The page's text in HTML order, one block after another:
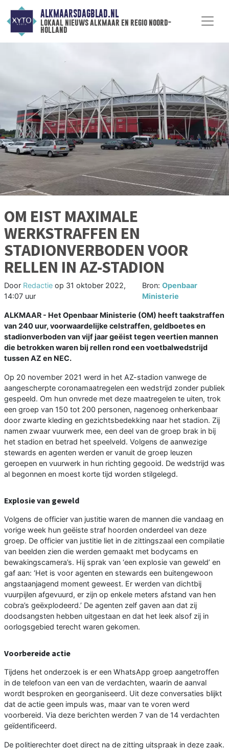
ALKMAARSDAGBLAD.NL
lokaal nieuws alkmaar en regio noord-
holland
OM EIST MAXIMALE
WERKSTRAFFEN EN
STADIONVERBODEN VOOR
RELLEN IN AZ-STADION
Door Redactie op 31 oktober 2022,
14:07 uur
Bron: Openbaar
Ministerie
ALKMAAR - Het Openbaar Ministerie (OM) heeft taakstraffen
van 240 uur, voorwaardelijke celstraffen, geldboetes en
stadionverboden van vijf jaar geëist tegen veertien mannen
die betrokken waren bij rellen rond een voetbalwedstrijd
tussen AZ en NEC.
Op 20 november 2021 werd in het AZ-stadion vanwege de
aangescherpte coronamaatregelen een wedstrijd zonder publiek
gespeeld. Om hun onvrede met deze maatregelen te uiten, trok
een groep van 150 tot 200 personen, nagenoeg onherkenbaar
door zwarte kleding en gezichtsbedekking naar het stadion. Zij
namen zwaar vuurwerk mee, een deel van de groep brak in bij
het stadion en betrad het speelveld. Volgens de aanwezige
stewards en agenten werden er vanuit de groep leuzen
geroepen en vuurwerk in hun richting gegooid. De wedstrijd was
al begonnen en moest korte tijd worden stilgelegd.
Explosie van geweld
Volgens de officier van justitie waren de mannen die vandaag en
vorige week hun geëiste straf hoorden onderdeel van deze
groep. De officier van justitie liet in de zittingszaal een compilatie
van beelden zien die werden gemaakt met bodycams en
bewakingscamera’s. Hij sprak van ‘een explosie van geweld’ en
gaf aan: ‘Het is voor agenten en stewards een buitengewoon
angstaanjagend moment geweest. Er werden van dichtbij
vuurpijlen afgevuurd, er zijn op enkele meters afstand van hen
cobra’s geëxplodeerd.’ De agenten zelf gaven aan dat zij
doodsangsten hebben uitgestaan en dat het leek alsof zij in
oorlogsgebied terecht waren gekomen.
Voorbereide actie
Tijdens het onderzoek is er een WhatsApp groep aangetroffen
in de telefoon van een van de verdachten, waarin de aanval
wordt besproken en georganiseerd. Uit deze conversaties blijkt
dat de actie geen impuls was, maar van te voren werd
voorbereid. Via deze berichten werden 7 van de 14 verdachten
geïdentificeerd.
De politierechter doet direct na de zitting uitspraak in deze zaak.